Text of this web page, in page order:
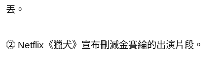
丟。
⓶ Netflix《獵犬》宣布刪減金賽綸的出演片段。